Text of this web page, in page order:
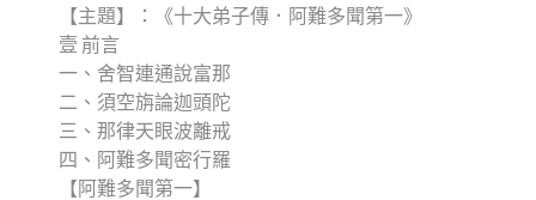
【主題】：《十大弟子傳．阿難多聞第一》
壹 前言
一、舍智連通說富那
二、須空旃論迦頭陀
三、那律天眼波離戒
四、阿難多聞密行羅
【阿難多聞第一】